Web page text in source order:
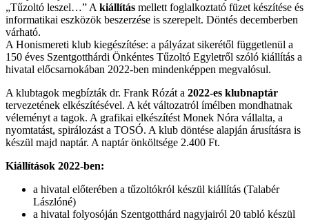
„Tűzoltó leszel…” A kiállítás mellett foglalkoztató füzet készítése és
informatikai eszközök beszerzése is szerepelt. Döntés decemberben
várható.
A Honismereti klub kiegészítése: a pályázat sikerétől függetlenül a
150 éves Szentgotthárdi Önkéntes Tűzoltó Egyletről szóló kiállítás a
hivatal előcsarnokában 2022-ben mindenképpen megvalósul.
A klubtagok megbízták dr. Frank Rózát a 2022-es klubnaptár
tervezetének elkészítésével. A két változatról ímélben mondhatnak
véleményt a tagok. A grafikai elkészítést Monek Nóra vállalta, a
nyomtatást, spirálozást a TOSÓ. A klub döntése alapján árusításra is
készül majd naptár. A naptár önköltsége 2.400 Ft.
Kiállítások 2022-ben:
a hivatal előterében a tűzoltókról készül kiállítás (Talabér
Lászlóné)
a hivatal folyosóján Szentgotthárd nagyjairól 20 tabló készül